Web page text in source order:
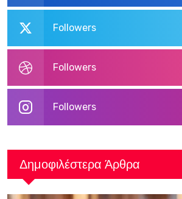
Followers
Followers
Followers
Δημοφιλέστερα Άρθρα